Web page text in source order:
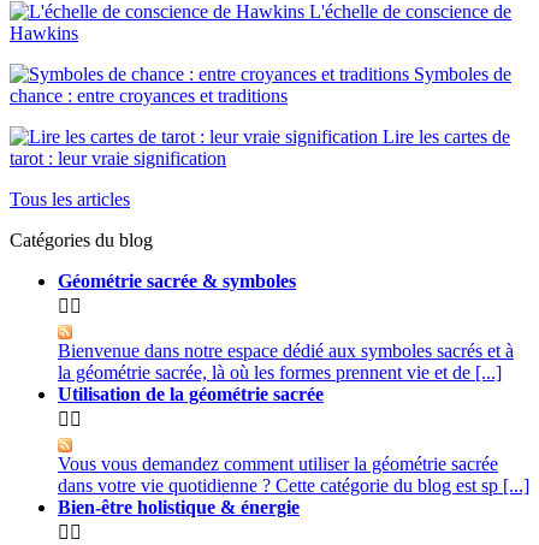
L'échelle de conscience de
Hawkins
Symboles de
chance : entre croyances et traditions
Lire les cartes de
tarot : leur vraie signification
Tous les articles
Catégories du blog
Géométrie sacrée & symboles
 
Bienvenue dans notre espace dédié aux symboles sacrés et à
la géométrie sacrée, là où les formes prennent vie et de [...]
Utilisation de la géométrie sacrée
 
Vous vous demandez comment utiliser la géométrie sacrée
dans votre vie quotidienne ? Cette catégorie du blog est sp [...]
Bien-être holistique & énergie
 